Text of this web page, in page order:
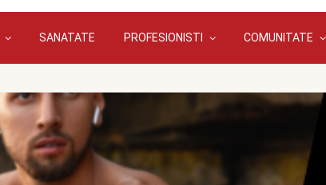
SANATATE PROFESIONISTI COMUNITATE